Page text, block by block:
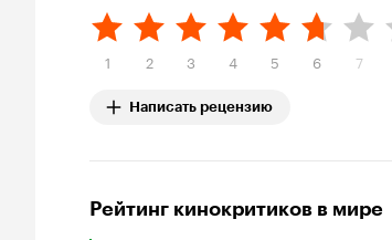
1 2 3 4 5 6 7
Написать рецензию
Рейтинг кинокритиков в мире